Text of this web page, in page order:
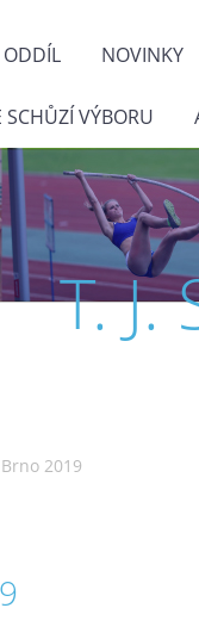
ODDÍL NOVINKY
SCHŮZÍ VÝBORU
T.
Brno 2019